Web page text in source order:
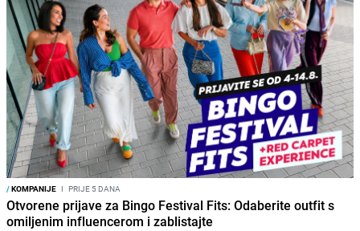
/KOMPANIJE I PRIJE 5 DANA
Otvorene prijave za Bingo Festival Fits: Odaberite outfit s
omiljenim influencerom i zablistajte